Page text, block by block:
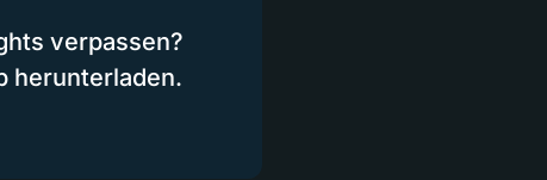
verpassen?
herunterladen.